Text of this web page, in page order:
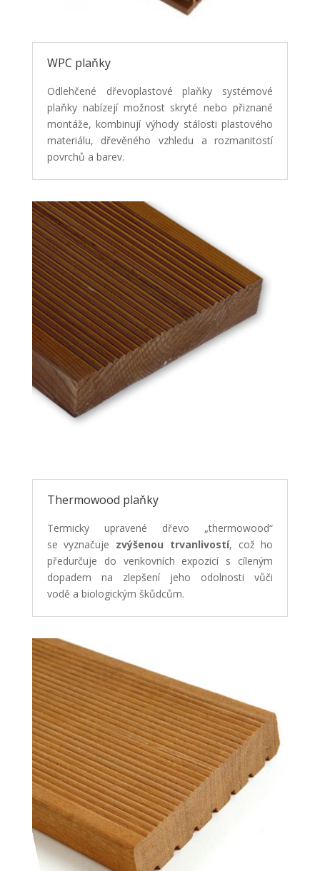
WPC plaňky
Odlehčené dřevoplastové plaňky systémové
plaňky nabízejí možnost skryté nebo přiznané
montáže, kombinují výhody stálosti plastového
materiálu, dřevěného vzhledu a rozmanitostí
povrchů a barev.
Thermowood plaňky
Termicky upravené dřevo „thermowood“
se vyznačuje zvýšenou trvanlivostí, což ho
předurčuje do venkovních expozicí s cíleným
dopadem na zlepšení jeho odolnosti vůči
vodě a biologickým škůdcům.